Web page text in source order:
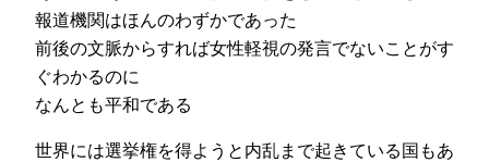
報道機関はほんのわずかであった
前後の文脈からすれば女性軽視の発言でないことがす
ぐわかるのに
なんとも平和である
世界には選挙権を得ようと内乱まで起きている国もあ